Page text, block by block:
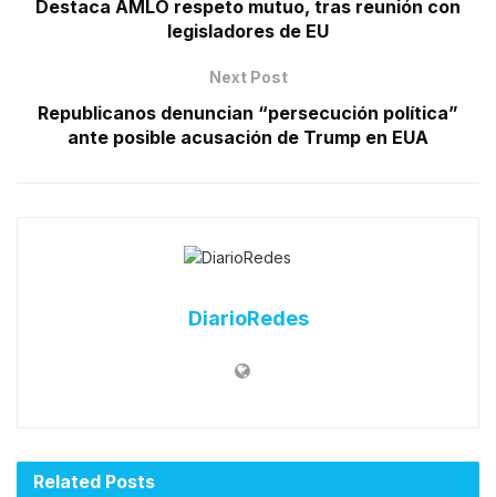
Destaca AMLO respeto mutuo, tras reunión con
legisladores de EU
Next Post
Republicanos denuncian “persecución política”
ante posible acusación de Trump en EUA
DiarioRedes
Related Posts